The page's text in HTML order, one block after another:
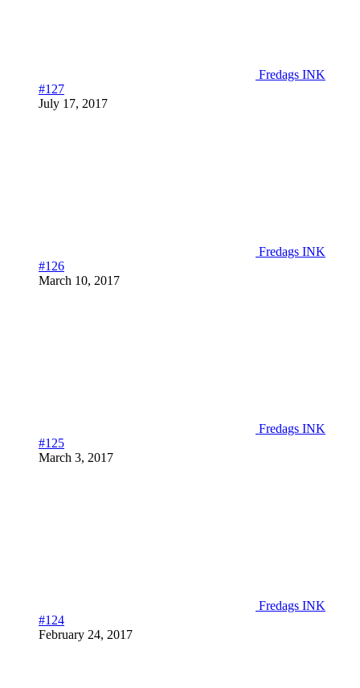
Fredags INK
#127
July 17, 2017
Fredags INK
#126
March 10, 2017
Fredags INK
#125
March 3, 2017
Fredags INK
#124
February 24, 2017